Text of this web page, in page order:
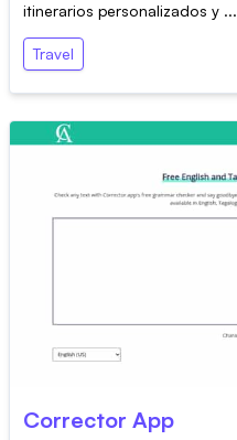
itinerarios personalizados y ...
Travel
Corrector App